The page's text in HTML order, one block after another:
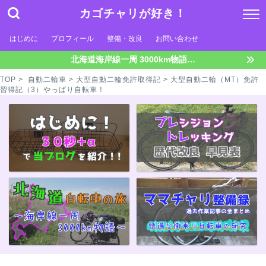
カゴチャリが好き！
はじめに プロフィール 整備・改良 お問い合わせ
北海道海岸線一周 3000km物語…
TOP > 自動二輪車 > 大型自動二輪免許取得記 > 大型自動二輪（MT）免許
習得記（3）やっぱり自転車！